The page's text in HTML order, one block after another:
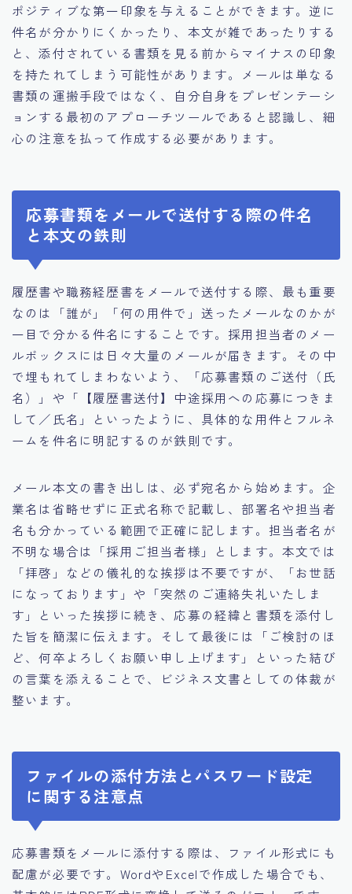
ポジティブな第一印象を与えることができます。逆に
件名が分かりにくかったり、本文が雑であったりする
と、添付されている書類を見る前からマイナスの印象
を持たれてしまう可能性があります。メールは単なる
書類の運搬手段ではなく、自分自身をプレゼンテーシ
ョンする最初のアプローチツールであると認識し、細
心の注意を払って作成する必要があります。
応募書類をメールで送付する際の件名
と本文の鉄則
履歴書や職務経歴書をメールで送付する際、最も重要
なのは「誰が」「何の用件で」送ったメールなのかが
一目で分かる件名にすることです。採用担当者のメー
ルボックスには日々大量のメールが届きます。その中
で埋もれてしまわないよう、「応募書類のご送付（氏
名）」や「【履歴書送付】中途採用への応募につきま
して／氏名」といったように、具体的な用件とフルネ
ームを件名に明記するのが鉄則です。
メール本文の書き出しは、必ず宛名から始めます。企
業名は省略せずに正式名称で記載し、部署名や担当者
名も分かっている範囲で正確に記します。担当者名が
不明な場合は「採用ご担当者様」とします。本文では
「拝啓」などの儀礼的な挨拶は不要ですが、「お世話
になっております」や「突然のご連絡失礼いたしま
す」といった挨拶に続き、応募の経緯と書類を添付し
た旨を簡潔に伝えます。そして最後には「ご検討のほ
ど、何卒よろしくお願い申し上げます」といった結び
の言葉を添えることで、ビジネス文書としての体裁が
整います。
ファイルの添付方法とパスワード設定
に関する注意点
応募書類をメールに添付する際は、ファイル形式にも
配慮が必要です。WordやExcelで作成した場合でも、